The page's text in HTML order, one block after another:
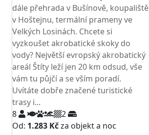
dále přehrada v Bušínově, koupaliště
v Hoštejnu, termální prameny ve
Velkých Losinách. Chcete si
vyzkoušet akrobatické skoky do
vody? Největší evropský akrobatický
areál Štíty leží jen 20 km odsud, vše
vám tu půjčí a se vším poradí.
Uvítáte dobře značené turistické
trasy i...
8
2
Od: 1.283 Kčza objekt a noc